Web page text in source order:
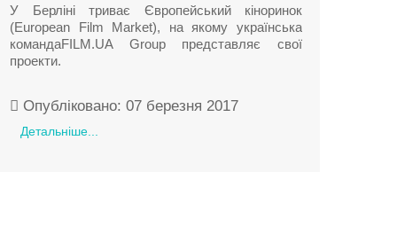
У Берліні триває Європейський кіноринок
(European Film Market), на якому українська
командаFILM.UA Group представляє свої
проекти.
Опубліковано: 07 березня 2017
Детальніше...